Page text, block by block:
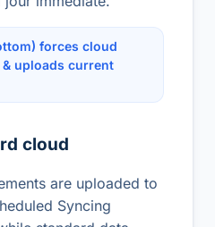
forces cloud
uploads current
cloud
are uploaded to
Syncing